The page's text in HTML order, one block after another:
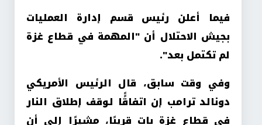
فيما أعلن رئيس قسم إدارة العمليات
بجيش الاحتلال أن "المهمة في قطاع غزة
لم تكتمل بعد".
وفي وقت سابق، قال الرئيس الأمريكي
دونالد ترامب إن اتفاقًًا لوقف إطلاق النار
في قطاع غزة بات قريبًا، مشيرًا إلى أن